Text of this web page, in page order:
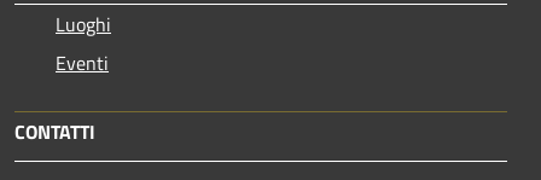
Luoghi
Eventi
CONTATTI